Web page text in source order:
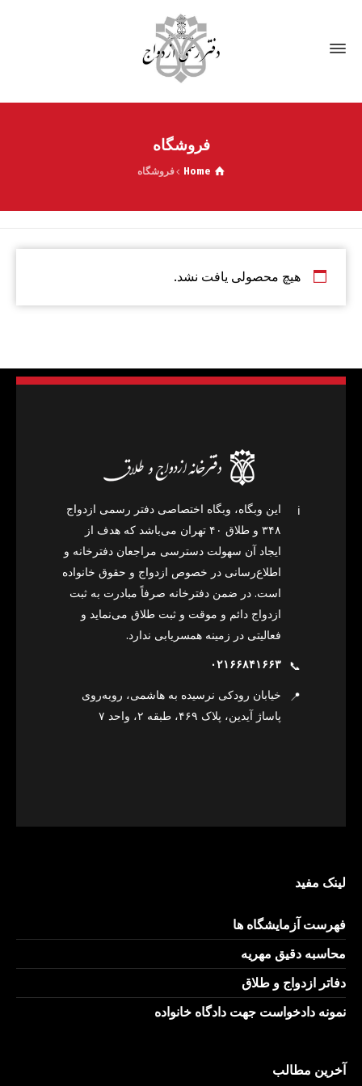
فروشگاه
Home فروشگاه
هیچ محصولی یافت نشد.
ℹ️
این وبگاه، وبگاه اختصاصی دفتر رسمی ازدواج
۳۴۸ و طلاق ۴۰ تهران می‌باشد که هدف از
ایجاد آن سهولت دسترسی مراجعان دفترخانه و
اطلاع‌رسانی در خصوص ازدواج و حقوق خانواده
است. در ضمن دفترخانه صرفاً مبادرت به ثبت
ازدواج دائم و موقت و ثبت طلاق می‌نماید و
فعالیتی در زمینه همسریابی ندارد.
📞 ۰۲۱۶۶۸۴۱۶۶۳
📍
خیابان رودکی نرسیده به هاشمی، روبه‌روی
پاساژ آیدین، پلاک ۴۶۹، طبقه ۲، واحد ۷
لینک مفید
فهرست آزمایشگاه ها
محاسبه دقیق مهریه
دفاتر ازدواج و طلاق
نمونه دادخواست جهت دادگاه خانواده
آخرین مطالب